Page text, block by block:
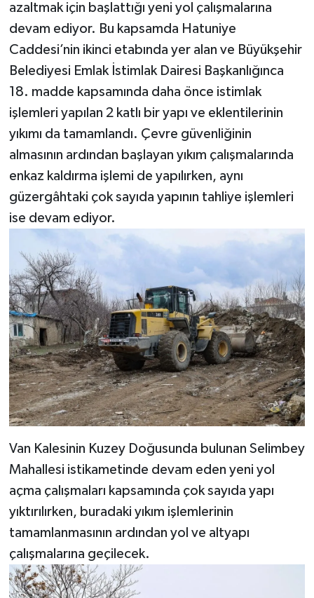
azaltmak için başlattığı yeni yol çalışmalarına
devam ediyor. Bu kapsamda Hatuniye
Caddesi’nin ikinci etabında yer alan ve Büyükşehir
Belediyesi Emlak İstimlak Dairesi Başkanlığınca
18. madde kapsamında daha önce istimlak
işlemleri yapılan 2 katlı bir yapı ve eklentilerinin
yıkımı da tamamlandı. Çevre güvenliğinin
almasının ardından başlayan yıkım çalışmalarında
enkaz kaldırma işlemi de yapılırken, aynı
güzergâhtaki çok sayıda yapının tahliye işlemleri
ise devam ediyor.
Van Kalesinin Kuzey Doğusunda bulunan Selimbey
Mahallesi istikametinde devam eden yeni yol
açma çalışmaları kapsamında çok sayıda yapı
yıktırılırken, buradaki yıkım işlemlerinin
tamamlanmasının ardından yol ve altyapı
çalışmalarına geçilecek.